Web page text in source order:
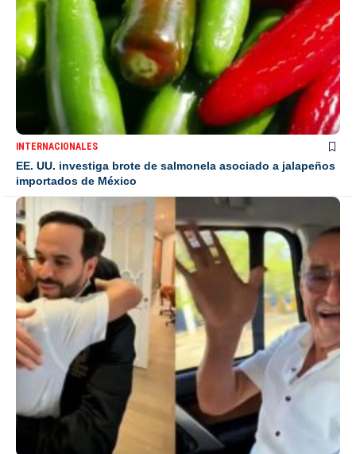
INTERNACIONALES
EE. UU. investiga brote de salmonela asociado a jalapeños
importados de México